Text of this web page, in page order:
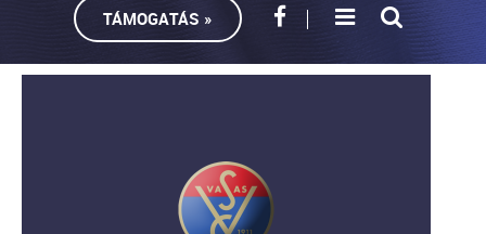
TÁMOGATÁS »